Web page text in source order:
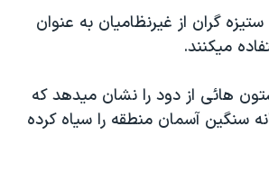
کادر رهبری ایران
گران از غيرنظاميان به عنوان
ميکنند.
هائی از دود را نشان ميدهد که
سنگين آسمان منطقه را سياه کرده